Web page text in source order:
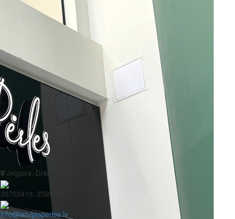
Jelgava, Driksas iela 4
20752418, 23999284
info@latvijasperles.lv